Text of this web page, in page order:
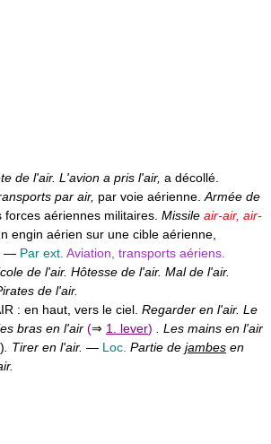
de l'air. L'avion a pris l'air, a décollé.
par air, par voie aérienne. Armée de
forces aériennes militaires. Missile air-air, air-
engin aérien sur une cible aérienne,
— Par ext. Aviation, transports aériens.
de l'air. Hôtesse de l'air. Mal de l'air.
de l'air.
: en haut, vers le ciel. Regarder en l'air. Le
bras en l'air (⇒ 1. lever) . Les mains en l'air
. Tirer en l'air. — Loc. Partie de jambes en